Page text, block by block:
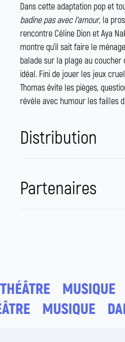
Dans cette adaptation pop et
badine pas avec l’amour, la
rencontre Céline Dion et Aya
montre qu’il sait faire le
balade sur la plage au coucher
idéal. Fini de jouer les jeux
Thomas évite les pièges,
révèle avec humour les failles
Distribution
Partenaires